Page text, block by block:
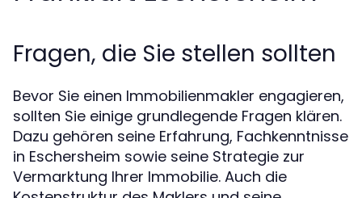
Fragen, die Sie stellen sollten
Bevor Sie einen Immobilienmakler engagieren,
sollten Sie einige grundlegende Fragen klären.
Dazu gehören seine Erfahrung, Fachkenntnisse
in Eschersheim sowie seine Strategie zur
Vermarktung Ihrer Immobilie. Auch die